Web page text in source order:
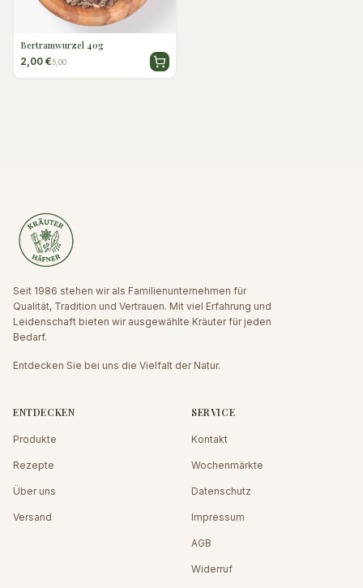
Bertramwurzel 40g
2,00 €5,00
Seit 1986 stehen wir als Familienunternehmen für
Qualität, Tradition und Vertrauen. Mit viel Erfahrung und
Leidenschaft bieten wir ausgewählte Kräuter für jeden
Bedarf.
Entdecken Sie bei uns die Vielfalt der Natur.
ENTDECKEN
Produkte
Rezepte
Über uns
Versand
SERVICE
Kontakt
Wochenmärkte
Datenschutz
Impressum
AGB
Widerruf